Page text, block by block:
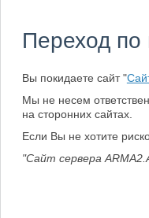
Переход по
Вы покидаете сайт "
Мы не несем
на сторонних сайтах.
Если Вы не хотите
"Сайт сервера